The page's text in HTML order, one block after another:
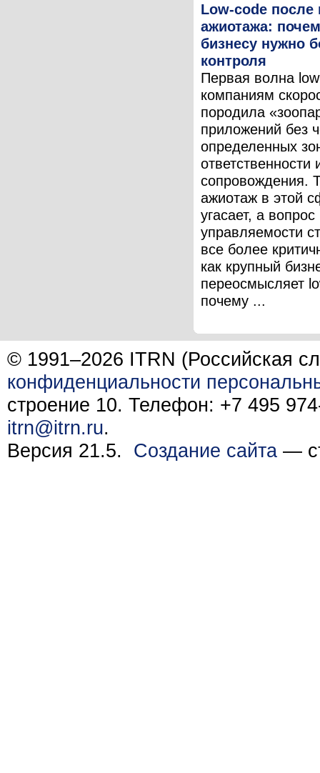
Low-code
ажиотажа:
бизнесу нужно
контроля
Первая волна
компаниям
породила
приложений без
определенных
сопровождения.
ажиотаж в этой
угасает, а вопрос
управляемости
все более
как крупный
переосмысляет
почему ...
© 1991–2026 ITRN (Российская
конфиденциальности
строение 10. Телефон: +7 495
itrn@itrn.ru.
Версия 21.5. Создание сайта —